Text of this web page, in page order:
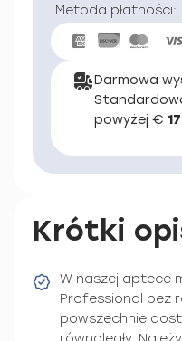
Metoda płatności:
Darmowa
powyżej €
Krótki
W naszej aptece
Professional bez
powszechnie